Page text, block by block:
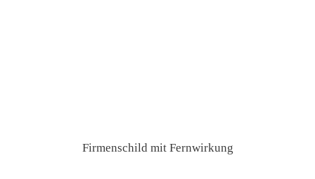
Firmenschild mit Fernwirkung